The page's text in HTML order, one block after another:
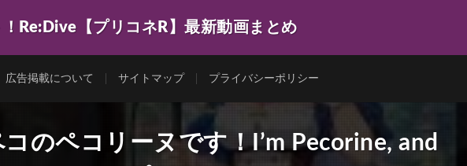
Re:Dive【プリコネR】最新動画まとめ
広告掲載について サイトマップ プライバシーポリシー
のペコリーヌです！I’m Pecorine, and